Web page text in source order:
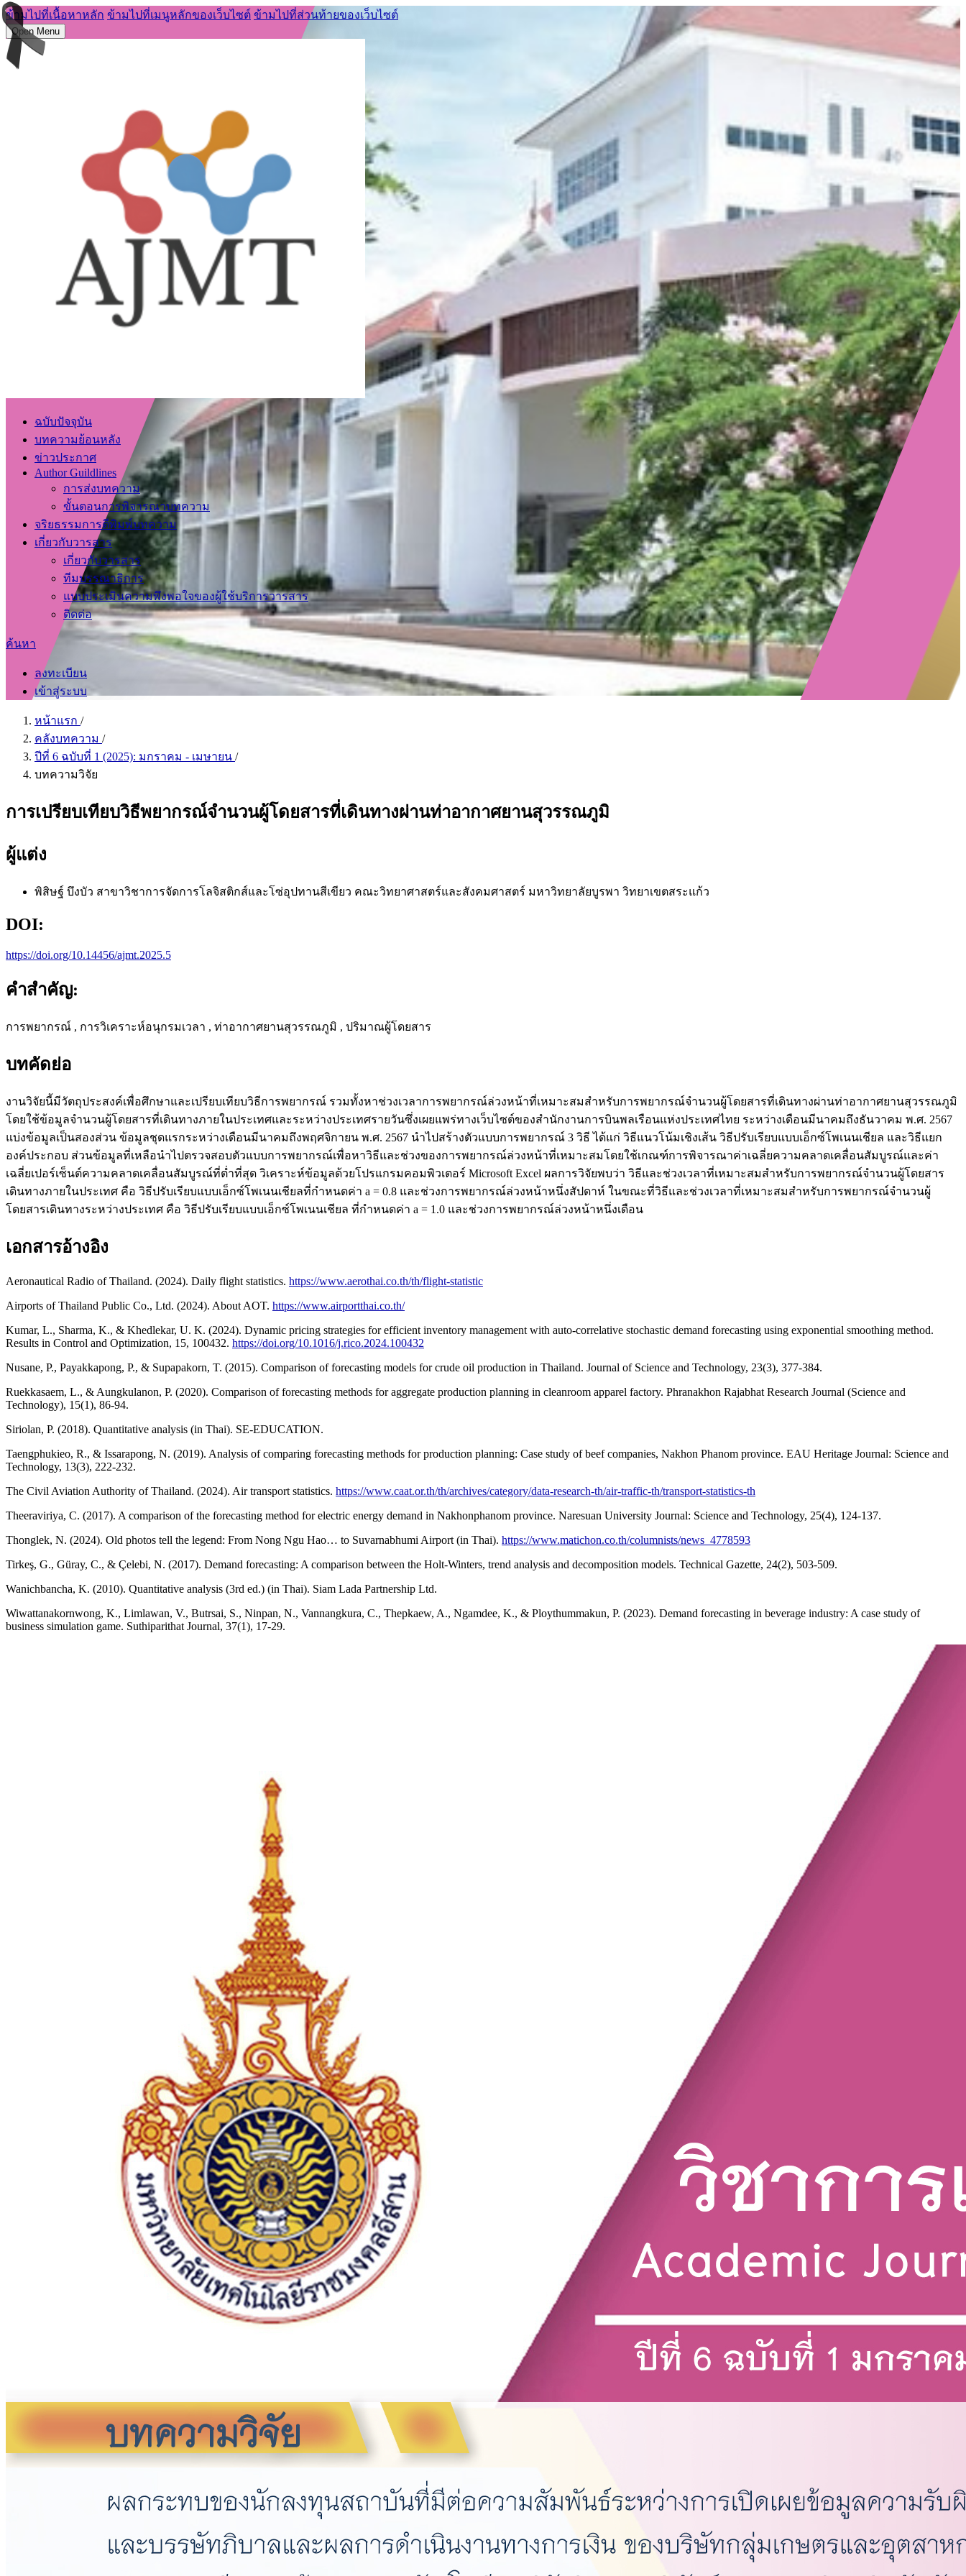
ข้ามไปที่เนื้อหาหลัก ข้ามไปที่เมนูหลักของเว็บไซต์ ข้ามไปที่ส่วนท้ายของเว็บไซต์
Open Menu
ฉบับปัจจุบัน
บทความย้อนหลัง
ข่าวประกาศ
Author Guildlines
การส่งบทความ
ขั้นตอนการพิจารณาบทความ
จริยธรรมการตีพิมพ์บทความ
เกี่ยวกับวารสาร
เกี่ยวกับวารสาร
ทีมบรรณาธิการ
แบบประเมินความพึงพอใจของผู้ใช้บริการวารสาร
ติดต่อ
ค้นหา
ลงทะเบียน
เข้าสู่ระบบ
หน้าแรก /
คลังบทความ /
ปีที่ 6 ฉบับที่ 1 (2025): มกราคม - เมษายน /
บทความวิจัย
การเปรียบเทียบวิธีพยากรณ์จำนวนผู้โดยสารที่เดินทางผ่านท่าอากาศยานสุวรรณภูมิ
ผู้แต่ง
พิสิษฐ์ บึงบัว สาขาวิชาการจัดการโลจิสติกส์และโซ่อุปทานสีเขียว คณะวิทยาศาสตร์และสังคมศาสตร์ มหาวิทยาลัยบูรพา วิทยาเขตสระแก้ว
DOI:
https://doi.org/10.14456/ajmt.2025.5
คำสำคัญ:
การพยากรณ์ , การวิเคราะห์อนุกรมเวลา , ท่าอากาศยานสุวรรณภูมิ , ปริมาณผู้โดยสาร
บทคัดย่อ
งานวิจัยนี้มีวัตถุประสงค์เพื่อศึกษาและเปรียบเทียบวิธีการพยากรณ์ รวมทั้งหาช่วงเวลาการพยากรณ์ล่วงหน้าที่เหมาะสมสำหรับการพยากรณ์จำนวนผู้โดยสารที่เดินทางผ่านท่าอากาศยานสุวรรณภูมิ
โดยใช้ข้อมูลจำนวนผู้โดยสารที่เดินทางภายในประเทศและระหว่างประเทศรายวันซึ่งเผยแพร่ทางเว็บไซต์ของสำนักงานการบินพลเรือนแห่งประเทศไทย ระหว่างเดือนมีนาคมถึงธันวาคม พ.ศ. 2567
แบ่งข้อมูลเป็นสองส่วน ข้อมูลชุดแรกระหว่างเดือนมีนาคมถึงพฤศจิกายน พ.ศ. 2567 นำไปสร้างตัวแบบการพยากรณ์ 3 วิธี ได้แก่ วิธีแนวโน้มเชิงเส้น วิธีปรับเรียบแบบเอ็กซ์โพเนนเชียล และวิธีแยก
องค์ประกอบ ส่วนข้อมูลที่เหลือนำไปตรวจสอบตัวแบบการพยากรณ์เพื่อหาวิธีและช่วงของการพยากรณ์ล่วงหน้าที่เหมาะสมโดยใช้เกณฑ์การพิจารณาค่าเฉลี่ยความคลาดเคลื่อนสัมบูรณ์และค่า
เฉลี่ยเปอร์เซ็นต์ความคลาดเคลื่อนสัมบูรณ์ที่ต่ำที่สุด วิเคราะห์ข้อมูลด้วยโปรแกรมคอมพิวเตอร์ Microsoft Excel ผลการวิจัยพบว่า วิธีและช่วงเวลาที่เหมาะสมสำหรับการพยากรณ์จำนวนผู้โดยสาร
เดินทางภายในประเทศ คือ วิธีปรับเรียบแบบเอ็กซ์โพเนนเชียลที่กำหนดค่า a = 0.8 และช่วงการพยากรณ์ล่วงหน้าหนึ่งสัปดาห์ ในขณะที่วิธีและช่วงเวลาที่เหมาะสมสำหรับการพยากรณ์จำนวนผู้
โดยสารเดินทางระหว่างประเทศ คือ วิธีปรับเรียบแบบเอ็กซ์โพเนนเชียล ที่กำหนดค่า a = 1.0 และช่วงการพยากรณ์ล่วงหน้าหนึ่งเดือน
เอกสารอ้างอิง
Aeronautical Radio of Thailand. (2024). Daily flight statistics. https://www.aerothai.co.th/th/flight-statistic
Airports of Thailand Public Co., Ltd. (2024). About AOT. https://www.airportthai.co.th/
Kumar, L., Sharma, K., & Khedlekar, U. K. (2024). Dynamic pricing strategies for efficient inventory management with auto-correlative stochastic demand forecasting using exponential smoothing method.
Results in Control and Optimization, 15, 100432. https://doi.org/10.1016/j.rico.2024.100432
Nusane, P., Payakkapong, P., & Supapakorn, T. (2015). Comparison of forecasting models for crude oil production in Thailand. Journal of Science and Technology, 23(3), 377-384.
Ruekkasaem, L., & Aungkulanon, P. (2020). Comparison of forecasting methods for aggregate production planning in cleanroom apparel factory. Phranakhon Rajabhat Research Journal (Science and
Technology), 15(1), 86-94.
Siriolan, P. (2018). Quantitative analysis (in Thai). SE-EDUCATION.
Taengphukieo, R., & Issarapong, N. (2019). Analysis of comparing forecasting methods for production planning: Case study of beef companies, Nakhon Phanom province. EAU Heritage Journal: Science and
Technology, 13(3), 222-232.
The Civil Aviation Authority of Thailand. (2024). Air transport statistics. https://www.caat.or.th/th/archives/category/data-research-th/air-traffic-th/transport-statistics-th
Theeraviriya, C. (2017). A comparison of the forecasting method for electric energy demand in Nakhonphanom province. Naresuan University Journal: Science and Technology, 25(4), 124-137.
Thonglek, N. (2024). Old photos tell the legend: From Nong Ngu Hao… to Suvarnabhumi Airport (in Thai). https://www.matichon.co.th/columnists/news_4778593
Tirkeş, G., Güray, C., & Çelebi, N. (2017). Demand forecasting: A comparison between the Holt-Winters, trend analysis and decomposition models. Technical Gazette, 24(2), 503-509.
Wanichbancha, K. (2010). Quantitative analysis (3rd ed.) (in Thai). Siam Lada Partnership Ltd.
Wiwattanakornwong, K., Limlawan, V., Butrsai, S., Ninpan, N., Vannangkura, C., Thepkaew, A., Ngamdee, K., & Ploythummakun, P. (2023). Demand forecasting in beverage industry: A case study of
business simulation game. Suthiparithat Journal, 37(1), 17-29.